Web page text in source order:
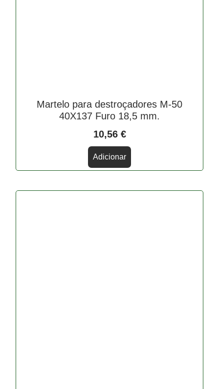
Martelo para destroçadores M-50
40X137 Furo 18,5 mm.
10,56 €
Adicionar